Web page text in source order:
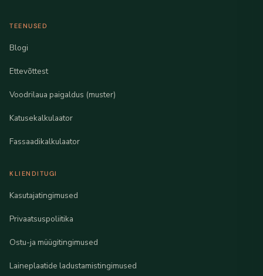
TEENUSED
Blogi
Ettevõttest
Voodrilaua paigaldus (muster)
Katusekalkulaator
Fassaadikalkulaator
KLIENDITUGI
Kasutajatingimused
Privaatsuspoliitika
Ostu-ja müügitingimused
Laineplaatide ladustamistingimused